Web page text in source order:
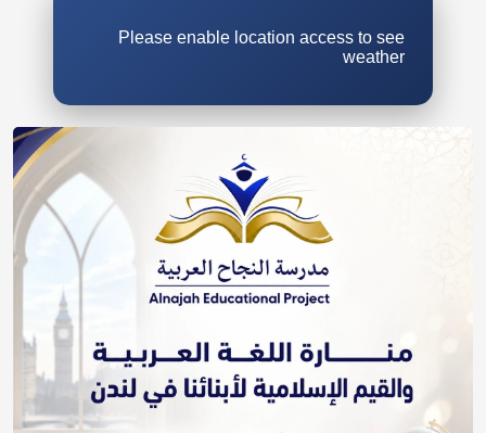
Please enable location access to see
weather